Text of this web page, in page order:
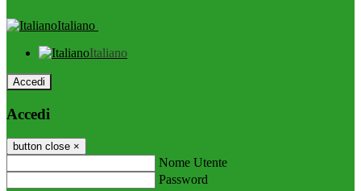
Italiano
Italiano
Accedi
Accedi
button close ×
Nome Utente
Password